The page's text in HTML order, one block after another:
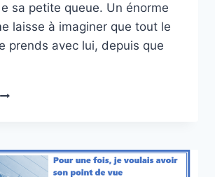
sa petite queue. Un énorme
laisse à imaginer que tout le
prends avec lui, depuis que
FANTASMES